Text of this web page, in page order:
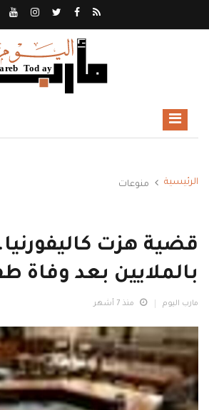
الرئيسية منوعات
قضية هزت
بالملايين بعد وفاة
مارب اليوم منذ 7 أشهر